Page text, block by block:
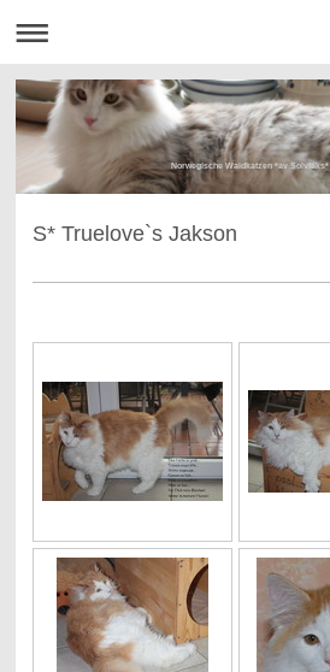
Norwegische Waldkatzen *av Solvfaks*
S* Truelove`s Jakson